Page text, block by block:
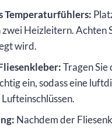
Temperaturfühlers:
Heizleitern. Achten
wird.
Tragen
ein, sodass eine
Nachdem der